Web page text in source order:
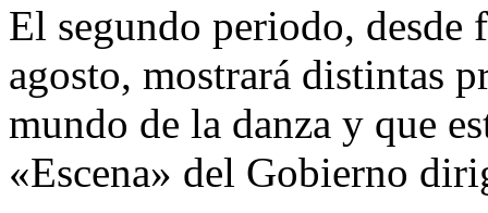
El segundo periodo, desde
agosto, mostrará distintas
mundo de la danza y que
«Escena» del Gobierno